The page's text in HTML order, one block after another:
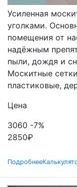
Усиленная
уголками.
помещения от
надёжным
пыли, дождя и
Москитные
пластиковые,
Цена
3060 -7%
2850₽
Подробнее